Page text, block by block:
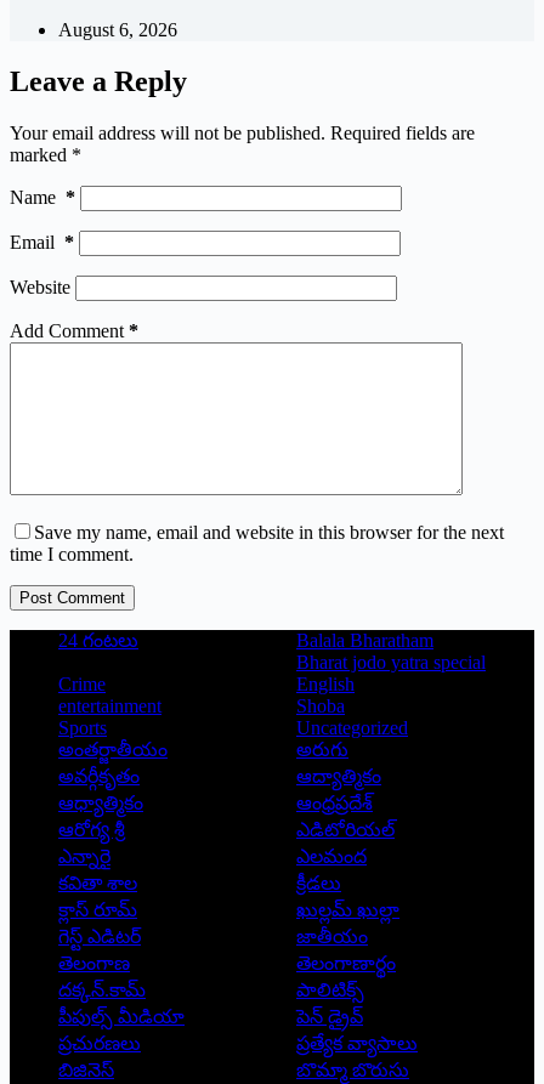
August 6, 2026
Leave a Reply
Your email address will not be published. Required fields are
marked *
Name *
Email *
Website
Add Comment *
Save my name, email and website in this browser for the next
time I comment.
Post Comment
24 గంటలు
Balala Bharatham
Bharat jodo yatra special
Crime
English
entertainment
Shoba
Sports
Uncategorized
అంతర్జాతీయం
అరుగు
అవర్గీకృతం
ఆద్యాత్మికం
ఆధ్యాత్మికం
ఆంధ్రప్రదేశ్
ఆరోగ్య శ్రీ
ఎడిటోరియల్
ఎన్నారై
ఎలమంద
కవితా శాల
క్రీడలు
క్లాస్ రూమ్
ఖుల్లమ్ ఖుల్లా
గెస్ట్ ఎడిటర్
జాతీయం
తెలంగాణ
తెలంగాణార్థం
దక్కన్.కామ్
పాలిటిక్స్
పీపుల్స్ ‌మీడియా
పెన్ డ్రైవ్
ప్రచురణలు
ప్రత్యేక వ్యాసాలు
బిజినెస్
బొమ్మా బొరుసు